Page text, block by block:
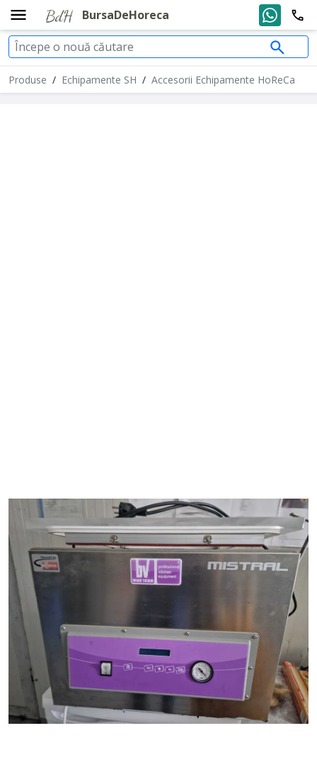
BursaDeHoreca
Produse / Echipamente SH / Accesorii Echipamente HoReCa